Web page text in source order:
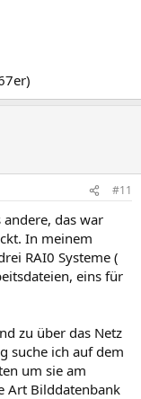
#11
das war
In meinem
RAI0 Systeme (
eins für
zu über das Netz
suche ich auf dem
um sie am
Art Bilddatenbank